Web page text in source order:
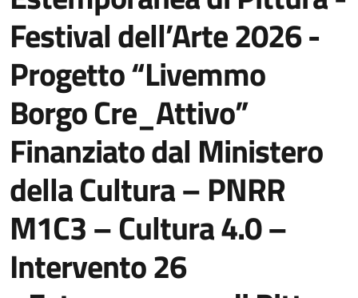
Festival dell’Arte 2026 -
Progetto “Livemmo
Borgo Cre_Attivo”
Finanziato dal Ministero
della Cultura – PNRR
M1C3 – Cultura 4.0 –
Intervento 26